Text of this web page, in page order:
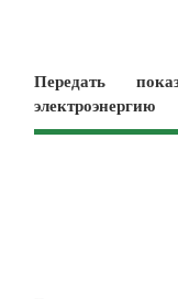
Передать
электроэнергию